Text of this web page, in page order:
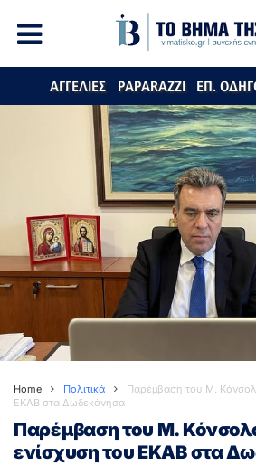
ΑΓΓΕΛΙΕΣ PAPARAZZI ΕΠ.
Home Πολιτικά
Παρέμβαση του Μ.
ΕΚΑΒ στα Δωδεκάνησα
Παρέμβαση του Μ.
ενίσχυση του ΕΚΑΒ στα